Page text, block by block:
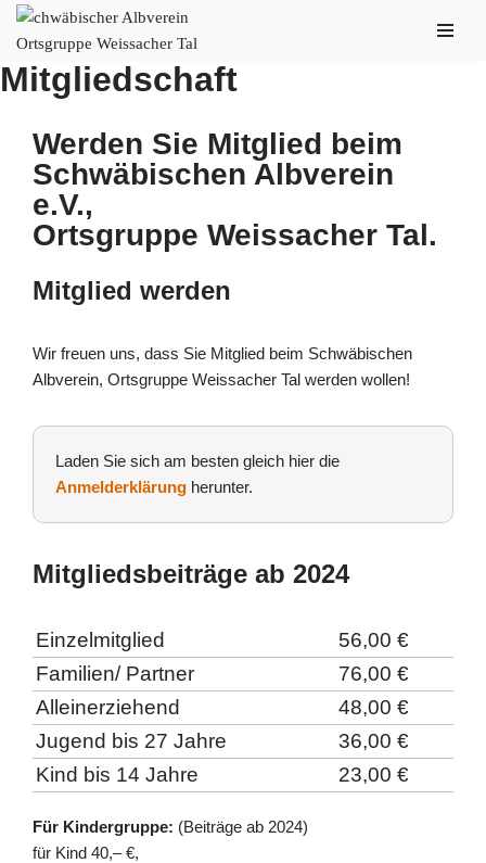
Zum
Inhalt
Mitgliedschaft
Werden Sie Mitglied beim
Schwäbischen Albverein
e.V.,
Ortsgruppe Weissacher Tal.
Mitglied werden
Wir freuen uns, dass Sie Mitglied beim Schwäbischen
Albverein, Ortsgruppe Weissacher Tal werden wollen!
Laden Sie sich am besten gleich hier die
Anmelderklärung herunter.
Mitgliedsbeiträge ab 2024
Einzelmitglied
56,00 €
Familien/ Partner
76,00 €
Alleinerziehend
48,00 €
Jugend bis 27 Jahre
36,00 €
Kind bis 14 Jahre
23,00 €
Für Kindergruppe: (Beiträge ab 2024)
für Kind 40,– €,